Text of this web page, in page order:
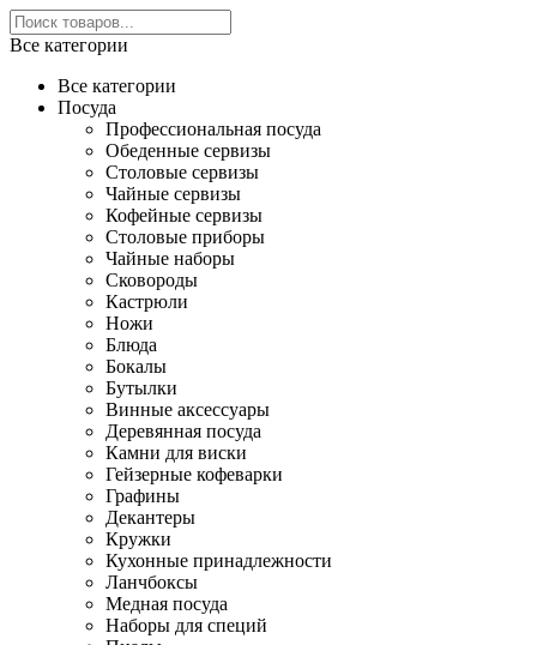
Все категории
Все категории
Посуда
Профессиональная посуда
Обеденные сервизы
Столовые сервизы
Чайные сервизы
Кофейные сервизы
Столовые приборы
Чайные наборы
Сковороды
Кастрюли
Ножи
Блюда
Бокалы
Бутылки
Винные аксессуары
Деревянная посуда
Камни для виски
Гейзерные кофеварки
Графины
Декантеры
Кружки
Кухонные принадлежности
Ланчбоксы
Медная посуда
Наборы для специй